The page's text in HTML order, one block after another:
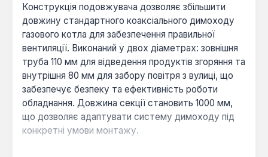
Конструкція подовжувача дозволяє збільшити
довжину стандартного коаксіального димоходу
газового котла для забезпечення правильної
вентиляції. Виконаний у двох діаметрах: зовнішня
труба 110 мм для відведення продуктів згоряння та
внутрішня 80 мм для забору повітря з вулиці, що
забезпечує безпеку та ефективність роботи
обладнання. Довжина секції становить 1000 мм,
що дозволяє адаптувати систему димоходу під
конкретні умови монтажу.